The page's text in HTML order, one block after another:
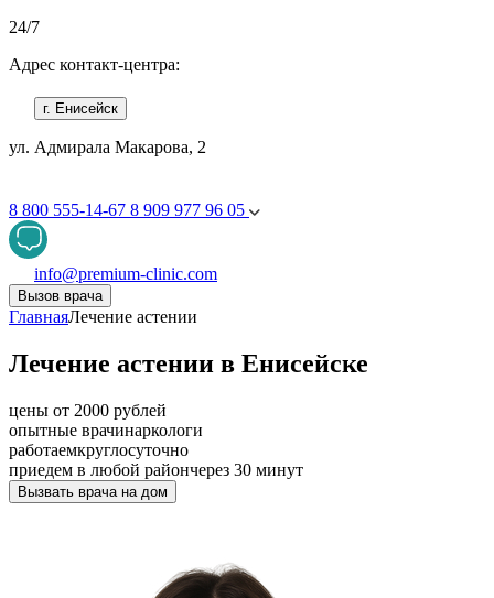
24/7
Адрес контакт-центра:
г. Енисейск
ул. Адмирала Макарова, 2
8 800 555-14-67 8 909 977 96 05
info@premium-clinic.com
Вызов врача
ГлавнаяЛечение астении
Лечение астении в Енисейске
цены от 2000 рублей
опытные врачинаркологи
работаемкруглосуточно
приедем в любой райончерез 30 минут
Вызвать врача на дом